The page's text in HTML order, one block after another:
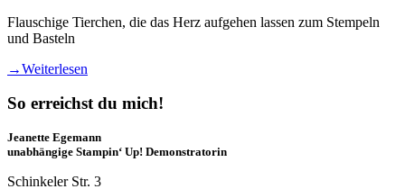
Flauschige Tierchen, die das Herz aufgehen lassen zum Stempeln
und Basteln
→Weiterlesen
So erreichst du mich!
Jeanette Egemann
unabhängige Stampin‘ Up! Demonstratorin
Schinkeler Str. 3